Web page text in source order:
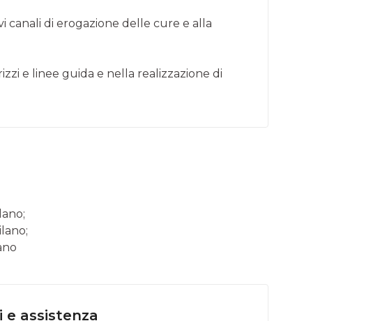
di erogazione delle cure e alla
e linee guida e nella realizzazione di
e assistenza